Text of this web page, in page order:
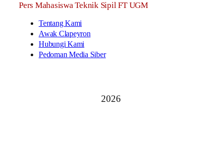
Pers Mahasiswa Teknik Sipil FT UGM
Tentang Kami
Awak Clapeyron
Hubungi Kami
Pedoman Media Siber
2026